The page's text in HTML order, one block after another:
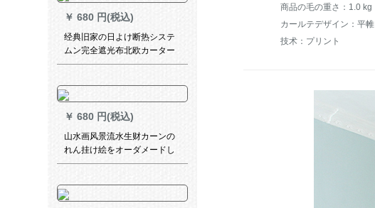
￥ 680 円(税込)
经典旧家の日よけ断热システ
ムン完全遮光布北欧カーター
テーンンスイン扫き窓リヴィ
韩襞式オーストリアダーダー
ダーダーダーダー1メトル写真
￥ 680 円(税込)
山水画风景流水生财カーンの
れん挂け絵をオーダメードし
て完全遮光パソルリフト书斎
光一面パンン
商品の毛の重さ：1.0 kg
カールテデザイン：平帷
技术：プリント